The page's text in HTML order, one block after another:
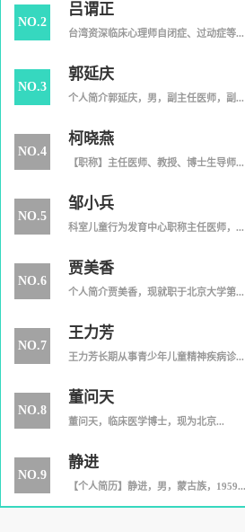
NO.2
吕谓正
台湾资深临床心理师自闭症、过动症等...
NO.3
郭延庆
个人简介郭延庆，男，副主任医师，副...
NO.4
柯晓燕
【职称】主任医师、教授、博士生导师...
NO.5
邹小兵
科室儿童行为发育中心职称主任医师，...
NO.6
贾美香
个人简介贾美香，现就职于北京大学第...
NO.7
王力芳
王力芳长期从事青少年儿童精神疾病诊...
NO.8
董问天
​董问天，临床医学博士，现为北京...
NO.9
静进
【个人简历】静进，男，蒙古族，1959...